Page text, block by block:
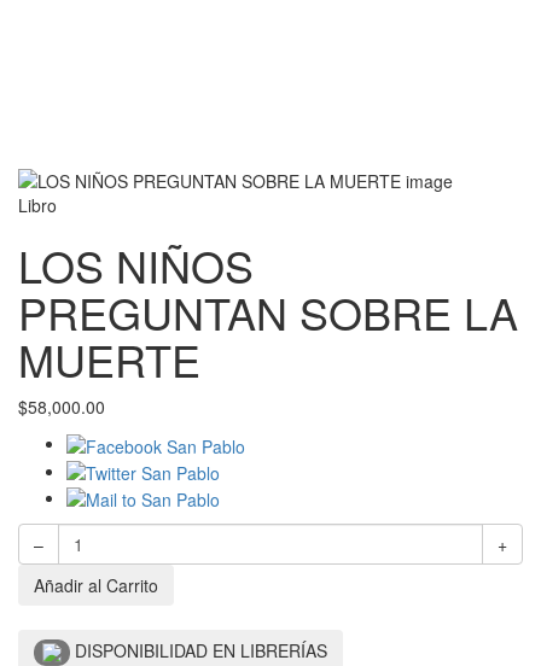
Libro
LOS NIÑOS
PREGUNTAN SOBRE LA
MUERTE
$58,000.00
–
+
Añadir al Carrito
DISPONIBILIDAD EN LIBRERÍAS